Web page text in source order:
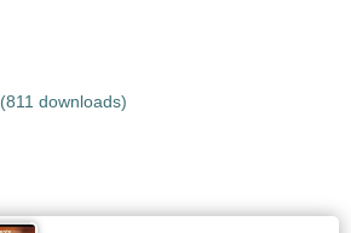
(811 downloads)